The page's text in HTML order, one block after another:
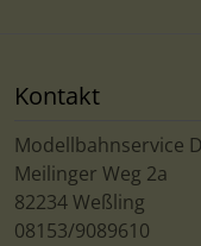
Kontakt
Modellbahnservice
Meilinger Weg 2a
82234 Weßling
08153/9089610